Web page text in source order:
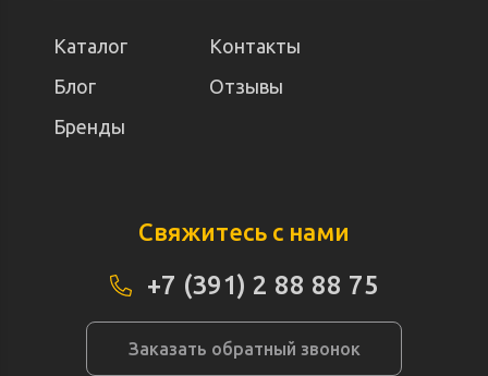
Каталог
Контакты
Блог
Отзывы
Бренды
Свяжитесь с нами
+7 (391) 2 88 88 75
Заказать обратный звонок